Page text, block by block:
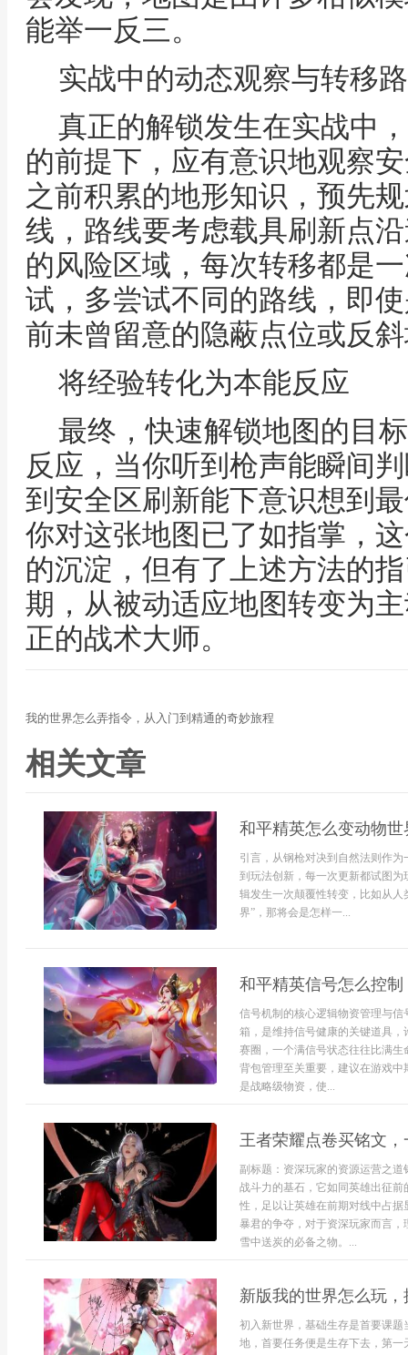
能举一反三。
实战中的动态观察与转移
真正的解锁发生在实战中
的前提下，应有意识地观察
之前积累的地形知识，预先
线，路线要考虑载具刷新点
的风险区域，每次转移都是
试，多尝试不同的路线，即
前未曾留意的隐蔽点位或反
将经验转化为本能反应
最终，快速解锁地图的目
反应，当你听到枪声能瞬间
到安全区刷新能下意识想到
你对这张地图已了如指掌，
的沉淀，但有了上述方法的
期，从被动适应地图转变为
正的战术大师。
我的世界怎么弄指令，从入门到精通的奇妙旅程
相关文章
和平精英怎么变动物
引言，从钢枪对决到自然法则作
到玩法创新，每一次更新都试图
辑发生一次颠覆性转变，比如从
界”，那将会是怎样一...
和平精英信号怎么控
信号机制的核心逻辑物资管理与
箱，是维持信号健康的关键道具
赛圈，一个满信号状态往往比满
背包管理至关重要，建议在游戏
是战略级物资，使...
王者荣耀点卷买铭文
副标题：资深玩家的资源运营之
战斗力的基石，它如同英雄出征
性，足以让英雄在前期对线中占
暴君的争夺，对于资深玩家而言
雪中送炭的必备之物。...
新版我的世界怎么玩
初入新世界，基础生存是首要课
地，首要任务便是生存下去，第